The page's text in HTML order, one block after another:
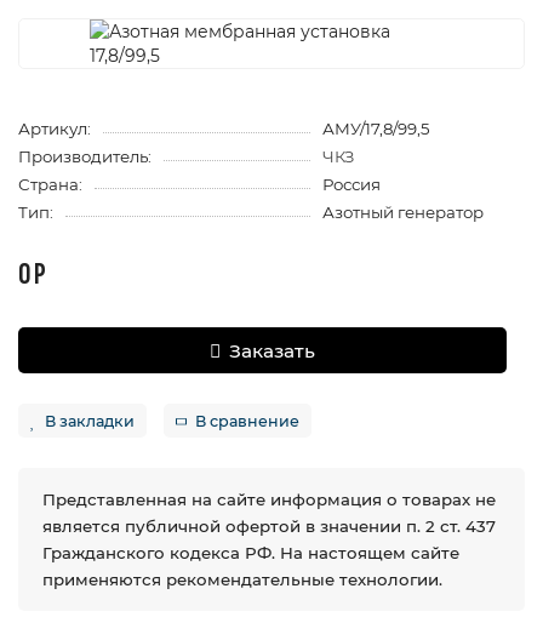
Артикул:
АМУ/17,8/99,5
Производитель:
ЧКЗ
Страна:
Россия
Тип:
Азотный генератор
0 Р
Заказать
В закладки В сравнение
Представленная на сайте информация о товарах не
является публичной офертой в значении п. 2 ст. 437
Гражданского кодекса РФ. На настоящем сайте
применяются рекомендательные технологии.